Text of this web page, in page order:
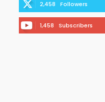
2,458 Followers
1,458 Subscribers